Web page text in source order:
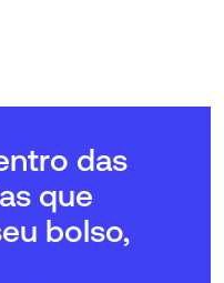
das
que
bolso,